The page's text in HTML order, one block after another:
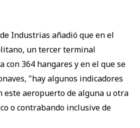
Industrias añadió que en el
un tercer terminal
con 364 hangares y en el que se
"hay algunos indicadores
este aeropuerto de alguna u otra
o contrabando inclusive de